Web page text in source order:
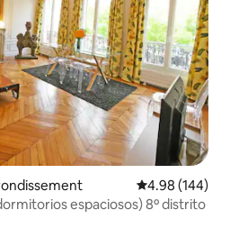
Calificación
4.98 (144)
espaciosos) 8º distrito